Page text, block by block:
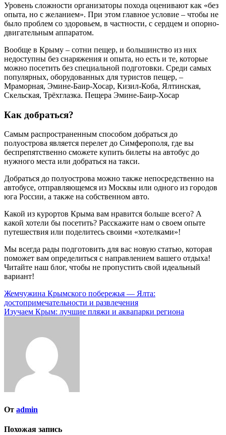
Уровень сложности организаторы похода оценивают как «без
опыта, но с желанием». При этом главное условие – чтобы не
было проблем со здоровьем, в частности, с сердцем и опорно-
двигательным аппаратом.
Вообще в Крыму – сотни пещер, и большинство из них
недоступны без снаряжения и опыта, но есть и те, которые
можно посетить без специальной подготовки. Среди самых
популярных, оборудованных для туристов пещер, –
Мраморная, Эмине-Баир-Хосар, Кизил-Коба, Ялтинская,
Скельская, Трёхглазка. Пещера Эмине-Баир-Хосар
Как добраться?
Самым распространенным способом добраться до
полуострова является перелет до Симферополя, где вы
беспрепятственно сможете купить билеты на автобус до
нужного места или добраться на такси.
Добраться до полуострова можно также непосредственно на
автобусе, отправляющемся из Москвы или одного из городов
юга России, а также на собственном авто.
Какой из курортов Крыма вам нравится больше всего? А
какой хотели бы посетить? Расскажите нам о своем опыте
путешествия или поделитесь своими «хотелками»!
Мы всегда рады подготовить для вас новую статью, которая
поможет вам определиться с направлением вашего отдыха!
Читайте наш блог, чтобы не пропустить свой идеальный
вариант!
Навигация
по
Жемчужина Крымского побережья — Ялта:
достопримечательности и развлечения
Изучаем Крым: лучшие пляжи и аквапарки региона
От admin
Похожая запись